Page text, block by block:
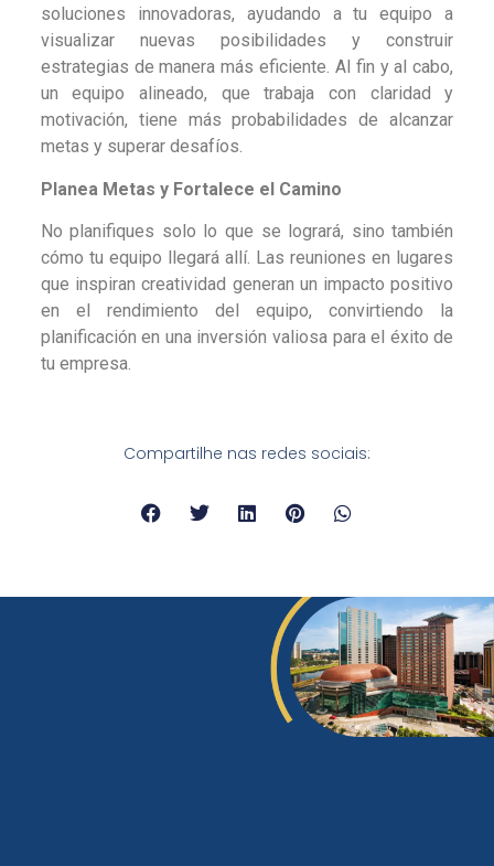
soluciones innovadoras, ayudando a tu equipo a
visualizar nuevas posibilidades y construir
estrategias de manera más eficiente. Al fin y al cabo,
un equipo alineado, que trabaja con claridad y
motivación, tiene más probabilidades de alcanzar
metas y superar desafíos.
Planea Metas y Fortalece el Camino
No planifiques solo lo que se logrará, sino también
cómo tu equipo llegará allí. Las reuniones en lugares
que inspiran creatividad generan un impacto positivo
en el rendimiento del equipo, convirtiendo la
planificación en una inversión valiosa para el éxito de
tu empresa.
Compartilhe nas redes sociais: